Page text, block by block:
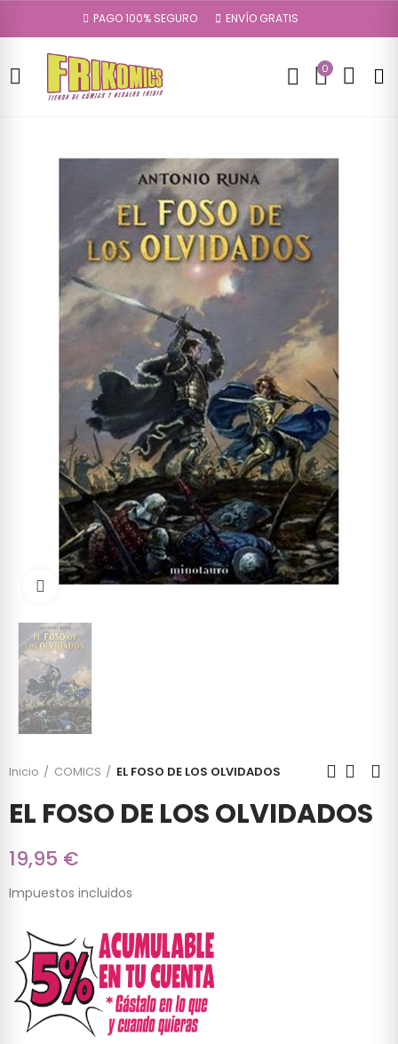
PAGO 100% SEGURO ENVÍO GRATIS
0
Click to enlarge
Inicio COMICS EL FOSO DE LOS OLVIDADOS
EL FOSO DE LOS OLVIDADOS
19,95 €
Impuestos incluidos